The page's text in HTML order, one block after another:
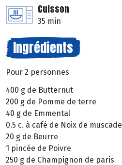
Cuisson
35 min
Ingrédients
Pour 2 personnes
400 g de Butternut
200 g de Pomme de terre
40 g de Emmental
0.5 c. à café de Noix de muscade
20 g de Beurre
1 pincée de Poivre
250 g de Champignon de paris